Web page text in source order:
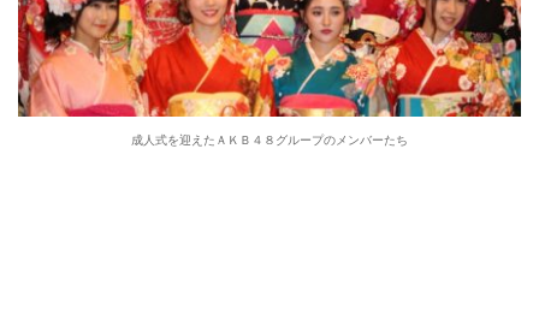
成人式を迎えたＡＫＢ４８グループのメンバーたち